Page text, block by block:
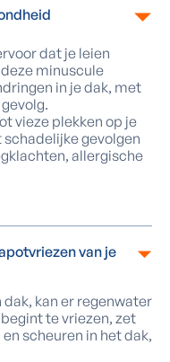
dat je leien
minuscule
in je dak, met
vieze plekken op je
gevolgen
allergische
van je
kan er regenwater
te vriezen, zet
scheuren in het dak,